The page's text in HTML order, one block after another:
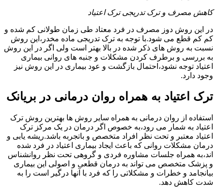
کاهش مصرف و ترک تدریجی ترک اعتیاد
در این روش دوز مصرف در فرد معتاد طی زمان طولانی کم شده و
کم کم قطع می شود.با توجه به ترک تدریجی ماده مخدر،این روش
نسبت به روش های ذکر شده در بالا بهتر است ولی اگر در این روش
به بررسی و برطرف کردن مشکلات و جنبه های روانی بیماری
اعتیاد توجه نشود،احتمال بازگشت و عود بیماری در این روش نیز
وجود دارد.
ترک اعتیاد به همراه روان درمانی در بریانک
استفاده از روان درمانی به همراه سایر روش ها بهترین روش ترک
اعتیاد به شمار می رود،به خصوص اگر درمان در یک مرکز ترک
اعتیاد معتبر و تحت نظر افراد متخصص و باتجربه باشد.ریشه یابی و
درمان مشکلات روانی که باعث ایجاد بیماری اعتیاد در فرد شده
اند،به همراه جلسات مشاوره فردی و گروهی تحت نظر روانشناس
و پزشک متخصص می تواند به درمان قطعی و اصولی این بیماری
بیانجامد و خطرات و مشکلاتی را که فرد با آنها درگیر است را به
شدت کاهش دهد.